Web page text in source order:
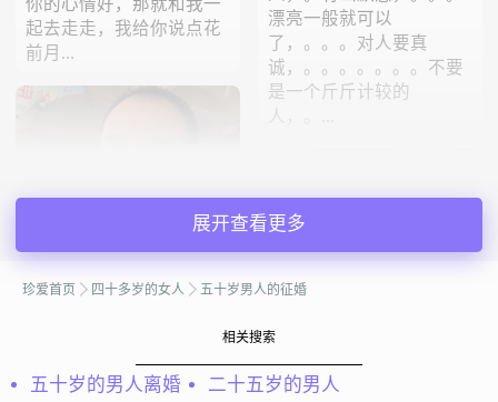
你的心情好，那就和我一
起去走走，我给你说点花
前月...
柯搜到
漂亮一般就可以
了，。。。对人要真
诚，。。。。。。。不要
是一个斤斤计较的
人，。...
家在丹江市区，有时工作
展开查看更多
珍爱首页 四十多岁的女人 五十岁男人的征婚
相关搜索
五十岁的男人离婚
二十五岁的男人